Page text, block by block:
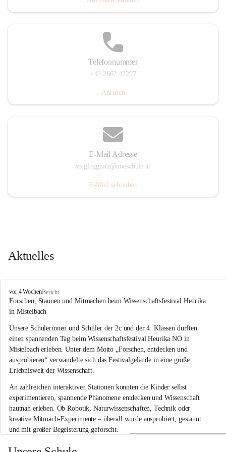
Telefonnummer
+43 2662 42297
Anrufen
E-Mail Adresse
vs.gloggnitz@noeschule.at
E-Mail schreiben
Aktuelles
V
o
l
s
s
c
u
l
e
G
l
o
g
g
n
i
vor 4 WochenBericht
Forschen, Staunen und Mitmachen beim Wissenschaftsfestival Heurika
in Mistelbach
Unsere Schülerinnen und Schüler der 2c und der 4. Klassen durften
einen spannenden Tag beim Wissenschaftsfestival Heurika NÖ in
Mistelbach erleben. Unter dem Motto „Forschen, entdecken und
ausprobieren“ verwandelte sich das Festivalgelände in eine große
Erlebniswelt der Wissenschaft.
An zahlreichen interaktiven Stationen konnten die Kinder selbst
experimentieren, spannende Phänomene entdecken und Wissenschaft
hautnah erleben. Ob Robotik, Naturwissenschaften, Technik oder
kreative Mitmach-Experimente – überall wurde ausprobiert, gestaunt
und mit großer Begeisterung geforscht.
Besonders beeindruckend war, dass Wissenschaftlerinnen und